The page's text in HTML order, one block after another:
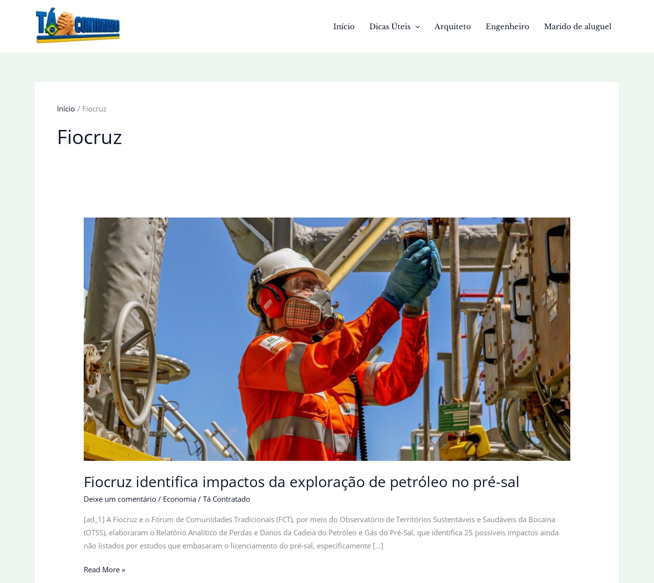
Início Dicas Úteis Arquiteto Engenheiro Marido de aluguel
Início Fiocruz
Fiocruz
Fiocruz identifica impactos da exploração de petróleo no pré-sal
Deixe um comentário / Economia /Tá Contratado
[ad_1] A Fiocruz e o Fórum de Comunidades Tradicionais (FCT), por meio do Observatório de Territórios Sustentáveis e Saudáveis da Bocaina
(OTSS), elaboraram o Relatório Analítico de Perdas e Danos da Cadeia do Petróleo e Gás do Pré-Sal, que identifica 25 possíveis impactos ainda
não listados por estudos que embasaram o licenciamento do pré-sal, especificamente […]
Fiocruz
Read More »